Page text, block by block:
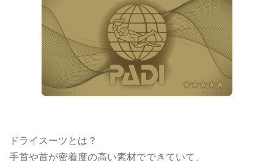
ドライスーツとは？
手首や首が密着度の高い素材でできていて、